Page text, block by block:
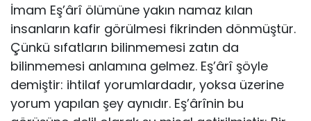
İmam Eş’ârî ölümüne yakın namaz kılan
insanların kafir görülmesi fik­rinden dönmüştür.
Çünkü sıfatların bilinmemesi zatın da
bilinmemesi anla­mına gelmez. Eş’ârî şöyle
demiştir: ihtilaf yorumlardadır, yoksa üzerine
yo­rum yapılan şey aynıdır. Eş’ârînin bu